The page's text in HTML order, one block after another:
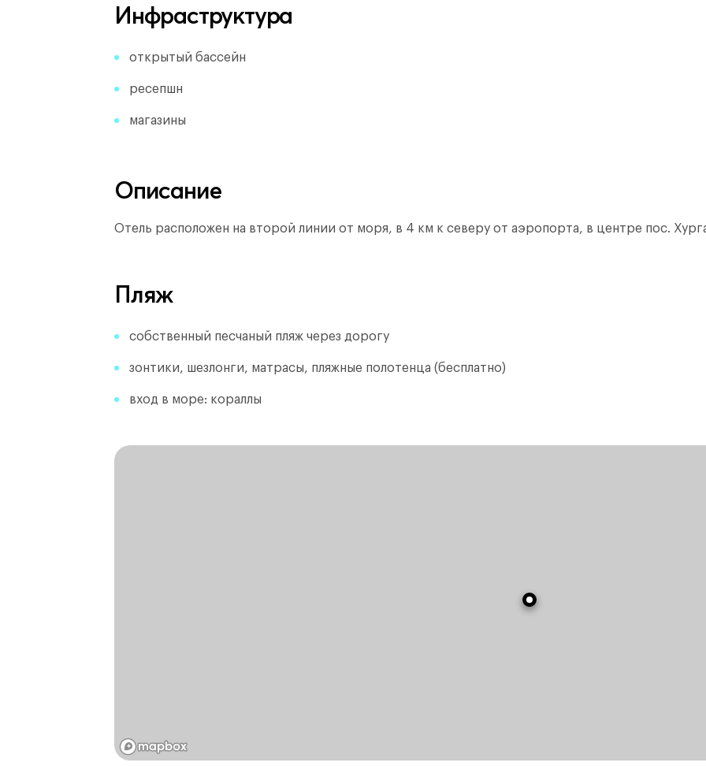
Инфраструктура
открытый бассейн
ресепшн
магазины
Описание
Отель расположен на второй линии от моря, в 4 км к северу от аэропорта, в центрe пос.
Пляж
собственный песчаный пляж через дорогу
зонтики, шезлонги, матрасы, пляжные полотенца (бесплатно)
вход в море: кораллы